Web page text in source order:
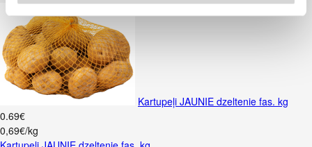
Kartupeļi JAUNIE dzeltenie fas. kg
0.69€
0,69€/kg